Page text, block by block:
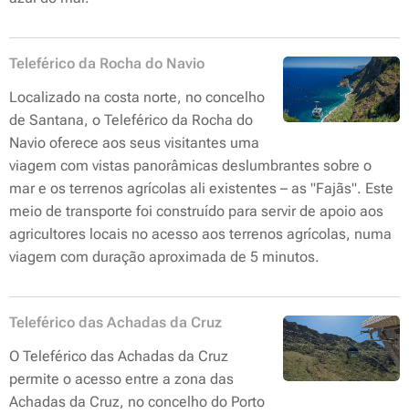
Teleférico da Rocha do Navio
Localizado na costa norte, no concelho
de Santana, o Teleférico da Rocha do
Navio oferece aos seus visitantes uma
viagem com vistas panorâmicas deslumbrantes sobre o
mar e os terrenos agrícolas ali existentes – as "Fajãs". Este
meio de transporte foi construído para servir de apoio aos
agricultores locais no acesso aos terrenos agrícolas, numa
viagem com duração aproximada de 5 minutos.
Teleférico das Achadas da Cruz
O Teleférico das Achadas da Cruz
permite o acesso entre a zona das
Achadas da Cruz, no concelho do Porto